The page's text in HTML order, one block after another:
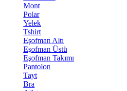
Mont
Polar
Yelek
Tshirt
Eşofman Altı
Eşofman Üstü
Eşofman Takımı
Pantolon
Tayt
Bra